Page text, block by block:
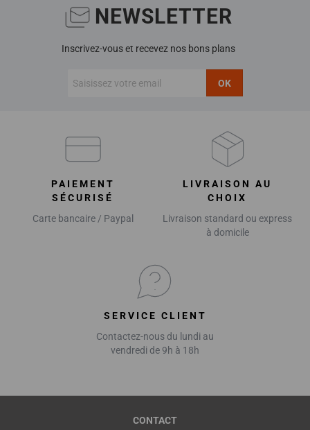
NEWSLETTER
Inscrivez-vous et recevez nos bons plans
OK
PAIEMENT
SÉCURISÉ
Carte bancaire / Paypal
LIVRAISON AU
CHOIX
Livraison standard ou express
à domicile
SERVICE CLIENT
Contactez-nous du lundi au
vendredi de 9h à 18h
CONTACT